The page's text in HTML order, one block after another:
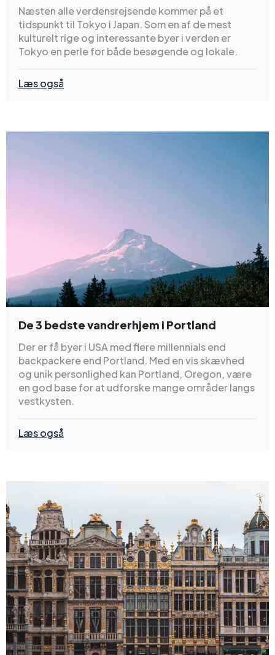
Næsten alle verdensrejsende kommer på et
tidspunkt til Tokyo i Japan. Som en af de mest
kulturelt rige og interessante byer i verden er
Tokyo en perle for både besøgende og lokale.
Læs også
De 3 bedste vandrerhjem i Portland
Der er få byer i USA med flere millennials end
backpackere end Portland. Med en vis skævhed
og unik personlighed kan Portland, Oregon, være
en god base for at udforske mange områder langs
vestkysten.
Læs også